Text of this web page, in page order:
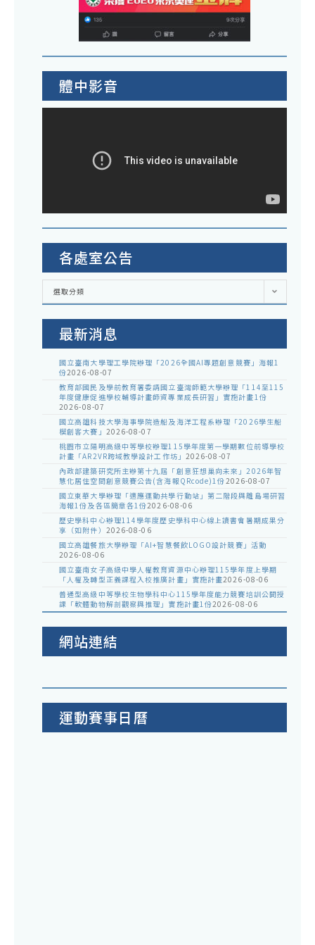
體中影音
各處室公告
各
室
選取分類
最新消息
國立臺南大學理工學院辦理「2026全國AI專題創意競賽」海報1
份2026-08-07
教育部國民及學前教育署委請國立臺灣師範大學辦理「114至115
年度健康促進學校輔導計畫師資專業成長研習」實施計畫1份
2026-08-07
國立高雄科技大學海事學院造船及海洋工程系辦理「2026學生船
模創客大賽」 2026-08-07
桃園市立陽明高級中等學校辦理115學年度第一學期數位前導學校
計畫「AR2VR跨域教學設計工作坊」 2026-08-07
內政部建築研究所主辦第十九屆「創意狂想巢向未來」2026年智
慧化居住空間創意競賽公告(含海報QRcode)1份2026-08-07
國立東華大學辦理「適應運動共學行動站」第二階段與離島場研習
海報1份及各區簡章各1份2026-08-06
歷史學科中心辦理114學年度歷史學科中心線上讀書會暑期成果分
享（如附件） 2026-08-06
國立高雄餐旅大學辦理「AI+智慧餐飲LOGO設計競賽」活動
2026-08-06
國立臺南女子高級中學人權教育資源中心辦理115學年度上學期
「人權及轉型正義課程入校推廣計畫」實施計畫2026-08-06
普通型高級中等學校生物學科中心115學年度能力競賽培訓公開授
課「軟體動物解剖觀察與推理」實施計畫1份2026-08-06
網站連結
運動賽事日曆